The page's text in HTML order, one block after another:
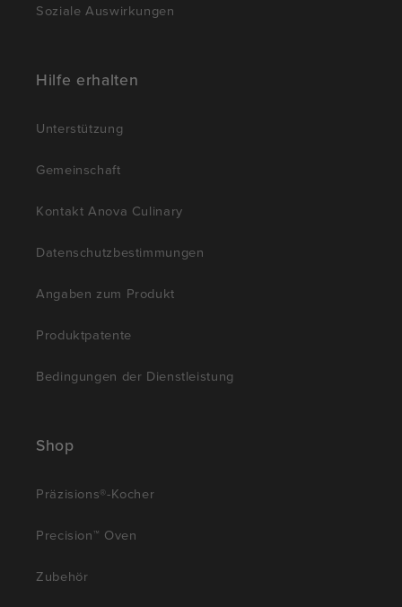
Soziale Auswirkungen
Hilfe erhalten
Unterstützung
Gemeinschaft
Kontakt Anova Culinary
Datenschutzbestimmungen
Angaben zum Produkt
Produktpatente
Bedingungen der Dienstleistung
Shop
Präzisions®-Kocher
Precision™ Oven
Zubehör